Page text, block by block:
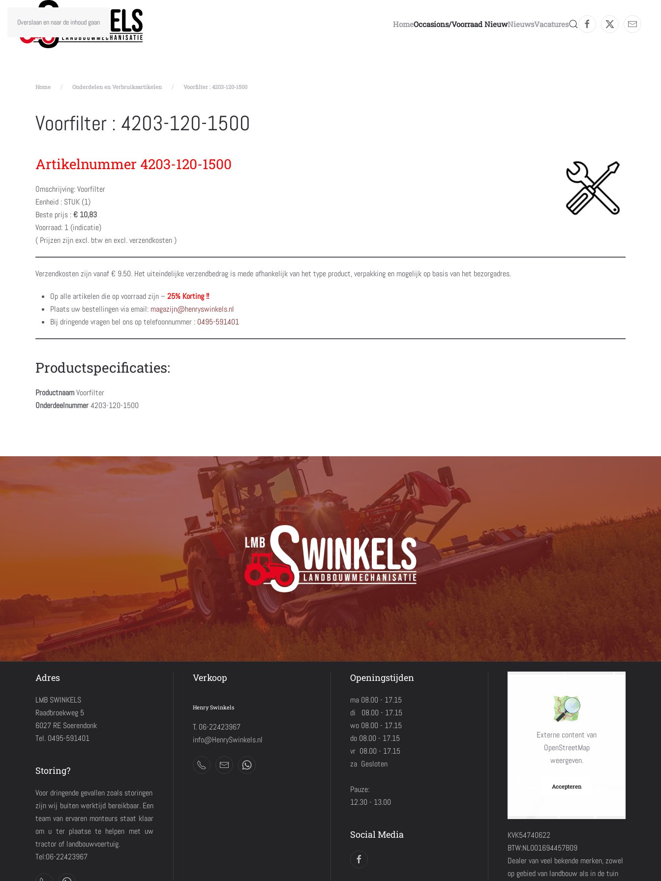
Overslaan en naar de inhoud gaan HomeOccasions/voorraad NieuwNieuwsVacatures
Home Onderdelen en Verbruiksartikelen Voorfilter : 4203-120-1500
Voorfilter : 4203-120-1500
Artikelnummer 4203-120-1500
Omschrijving: Voorfilter
Eenheid : STUK (1)
Beste prijs :€ 10,83
Voorraad: 1 (indicatie)
( Prijzen zijn excl. btw en excl. verzendkosten )
Verzendkosten zijn vanaf € 9.50. Het uiteindelijke verzendbedrag is mede afhankelijk van het type product, verpakking en mogelijk op basis van het bezorgadres.
Op alle artikelen die op voorraad zijn – 25% Korting !!
Plaats uw bestellingen via email: magazijn@henryswinkels.nl
Bij dringende vragen bel ons op telefoonnummer : 0495-591401
Productspecificaties:
ProductnaamVoorfilter
Onderdeelnummer4203-120-1500
Adres
LMB SWINKELS
Raadbroekweg 5
6027 RE Soerendonk
Tel. 0495-591401
Storing?
Voor dringende gevallen zoals storingen
zijn wij buiten werktijd bereikbaar. Een
team van ervaren monteurs staat klaar
om u ter plaatse te helpen met uw
tractor of landbouwvoertuig.
Tel:06-22423967
Verkoop
Henry Swinkels
T. 06-22423967
info@HenrySwinkels.nl
Openingstijden
ma 08.00 - 17.15
di 08.00 - 17.15
wo 08.00 - 17.15
do 08.00 - 17.15
vr 08.00 - 17.15
za Gesloten
Pauze:
12.30 - 13.00
Social Media
Externe content van
OpenStreetMap
weergeven.
Accepteren
KVK54740622
BTW:NL001694457B09
Dealer van veel bekende merken, zowel
op gebied van landbouw als in de tuin